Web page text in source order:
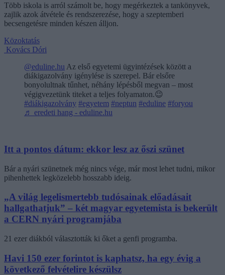
Több iskola is arról számolt be, hogy megérkeztek a tankönyvek,
zajlik azok átvétele és rendszerezése, hogy a szeptemberi
becsengetésre minden készen álljon.
Közoktatás
Kovács Dóri
@eduline.hu Az első egyetemi ügyintézések között a
diákigazolvány igénylése is szerepel. Bár elsőre
bonyolultnak tűnhet, néhány lépésből megvan – most
végigvezetünk titeket a teljes folyamaton.😉
#diákigazolvány #egyetem #neptun #eduline #foryou
♬ eredeti hang - eduline.hu
Itt a pontos dátum: ekkor lesz az őszi szünet
Bár a nyári szünetnek még nincs vége, már most lehet tudni, mikor
pihenhettek legközelebb hosszabb ideig.
„A világ legelismertebb tudósainak előadásait
hallgathatjuk” – két magyar egyetemista is bekerült
a CERN nyári programjába
21 ezer diákból választották ki őket a genfi programba.
Havi 150 ezer forintot is kaphatsz, ha egy évig a
következő felvételire készülsz